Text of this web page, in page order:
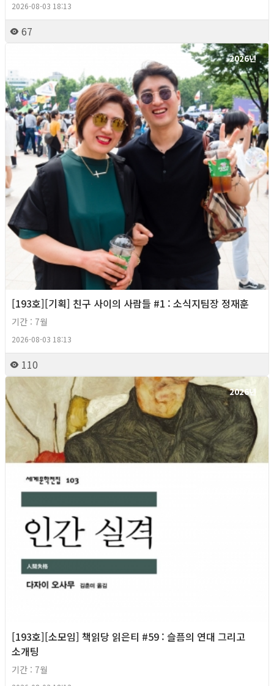
2026-08-03 18:13
67
2026년
[193호][기획] 친구 사이의 사람들 #1 : 소식지팀장 정재훈
기간 : 7월
2026-08-03 18:13
110
2026년
[193호][소모임] 책읽당 읽은티 #59 : 슬픔의 연대 그리고
소개팅
기간 : 7월